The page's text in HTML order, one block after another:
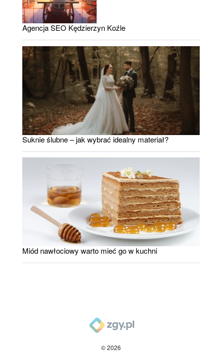
Agencja SEO Kędzierzyn Koźle
Suknie ślubne – jak wybrać idealny materiał?
Miód nawłociowy warto mieć go w kuchni
© 2026